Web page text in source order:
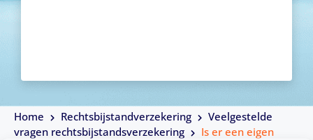
Home Rechtsbijstandverzekering
Veelgestelde
vragen rechtsbijstandsverzekering
Is er een eigen